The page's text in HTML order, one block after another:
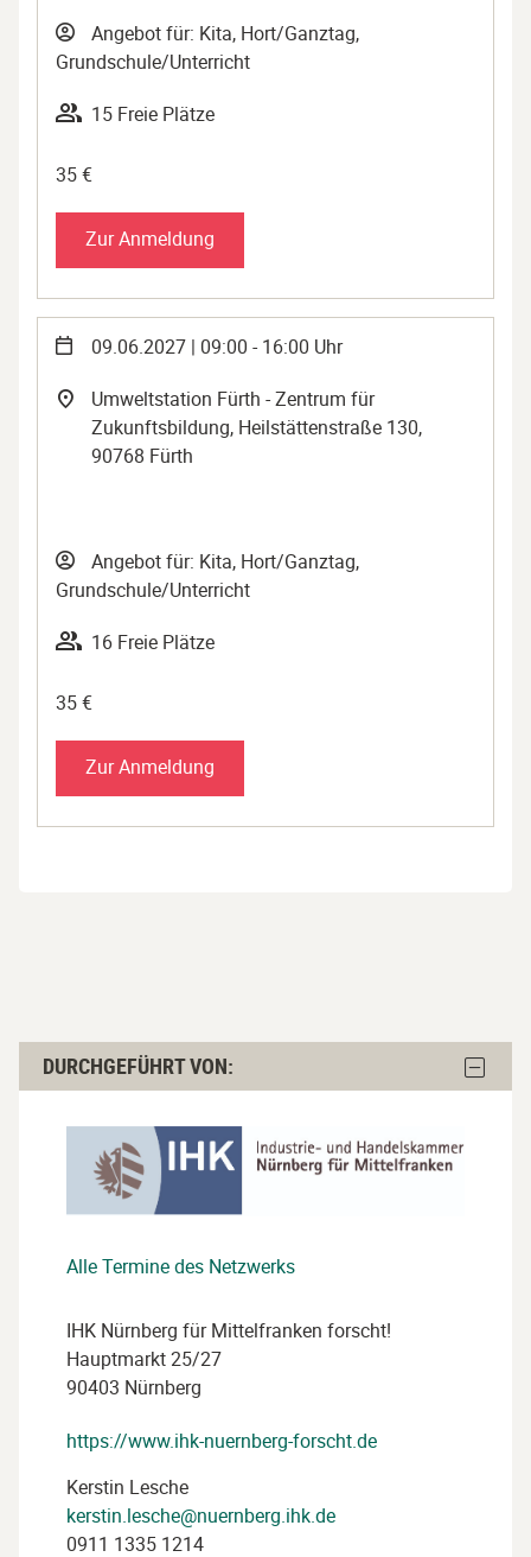
Angebot für: Kita, Hort/Ganztag,
Grundschule/Unterricht
15 Freie Plätze
35 €
Zur Anmeldung
09.06.2027 | 09:00 - 16:00 Uhr
Umweltstation Fürth - Zentrum für
Zukunftsbildung, Heilstättenstraße 130,
90768 Fürth
Angebot für: Kita, Hort/Ganztag,
Grundschule/Unterricht
16 Freie Plätze
35 €
Zur Anmeldung
Durchgeführt
Block
DURCHGEFÜHRT VON:
Alle Termine des Netzwerks
IHK Nürnberg für Mittelfranken forscht!
Hauptmarkt 25/27
90403 Nürnberg
https://www.ihk-nuernberg-forscht.de
Kerstin Lesche
kerstin.lesche@nuernberg.ihk.de
0911 1335 1214